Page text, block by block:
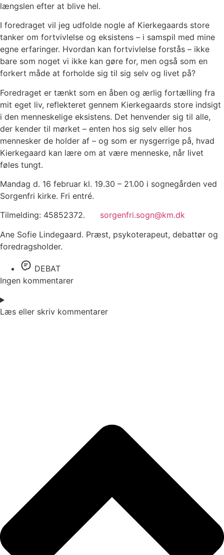
længslen efter at blive hel.
I foredraget vil jeg udfolde nogle af Kierkegaards store
tanker om fortvivlelse og eksistens – i samspil med mine
egne erfaringer. Hvordan kan fortvivlelse forstås – ikke
bare som noget vi ikke kan gøre for, men også som en
forkert måde at forholde sig til sig selv og livet på?
Foredraget er tænkt som en åben og ærlig fortælling fra
mit eget liv, reflekteret gennem Kierkegaards store indsigt
i den menneskelige eksistens. Det henvender sig til alle,
der kender til mørket – enten hos sig selv eller hos
mennesker de holder af – og som er nysgerrige på, hvad
Kierkegaard kan lære om at være menneske, når livet
føles tungt.
Mandag d. 16 februar kl. 19.30 – 21.00 i sognegården ved
Sorgenfri kirke. Fri entré.
Tilmelding: 45852372. sorgenfri.sogn@km.dk
Ane Sofie Lindegaard. Præst, psykoterapeut, debattør og
foredragsholder.
DEBAT
Ingen kommentarer
Læs eller skriv kommentarer